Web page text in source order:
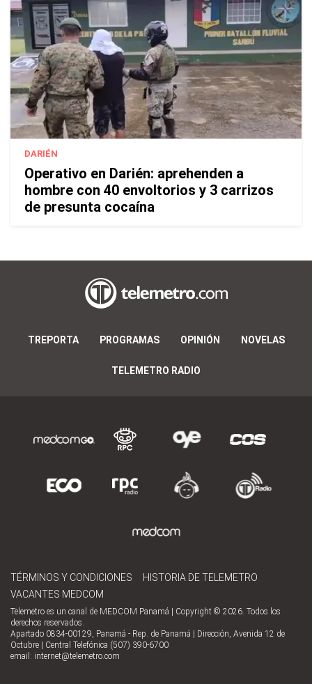
DARIÉN
Operativo en Darién: aprehenden a
hombre con 40 envoltorios y 3 carrizos
de presunta cocaína
TREPORTA PROGRAMAS OPINIÓN NOVELAS
TELEMETRO RADIO
TÉRMINOS Y CONDICIONES
HISTORIA DE TELEMETRO
VACANTES MEDCOM
Telemetro es un canal de MEDCOM Panamá | Copyright © 2026. Todos los
derechos reservados.
Apartado 0834-00129, Panamá - Rep. de Panamá | Dirección, Avenida 12 de
Octubre | Central Telefónica (507) 390-6700
email: internet@telemetro.com